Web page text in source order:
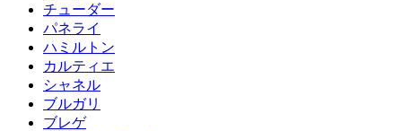
チューダー
パネライ
ハミルトン
カルティエ
シャネル
ブルガリ
ブレゲ